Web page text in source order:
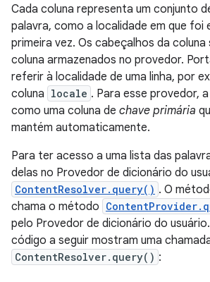
Cada coluna representa um conjunto
palavra, como a localidade em que foi
primeira vez. Os cabeçalhos da coluna
coluna armazenados no provedor.
referir à localidade de uma linha, por
coluna locale . Para esse provedor,
como uma coluna de chave primária
mantém automaticamente.
Para ter acesso a uma lista das
delas no Provedor de dicionário do
ContentResolver.query() . O
chama o método
pelo Provedor de dicionário do
código a seguir mostram uma
ContentResolver.query() :